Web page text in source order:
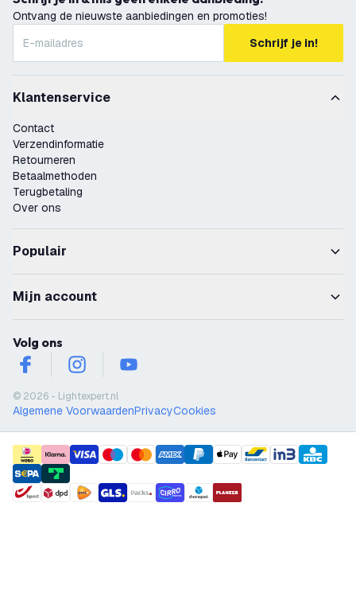
Ontvang de nieuwste aanbiedingen en promoties!
Schrijf je in!
Klantenservice
Contact
Verzendinformatie
Retourneren
Betaalmethoden
Terugbetaling
Over ons
Populair
Mijn account
Volg ons
facebookinstagramyoutube
© 2026 - Lightexpert.nl
Algemene VoorwaardenPrivacyCookies
payment methods
shipment methods